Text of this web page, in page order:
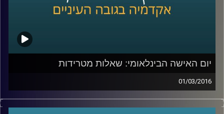
יום האישה הבינלאומי: שאלות מטרידות
01/03/2016
זה מגיע מכל כיוון וצף על פני המים – הטרדות